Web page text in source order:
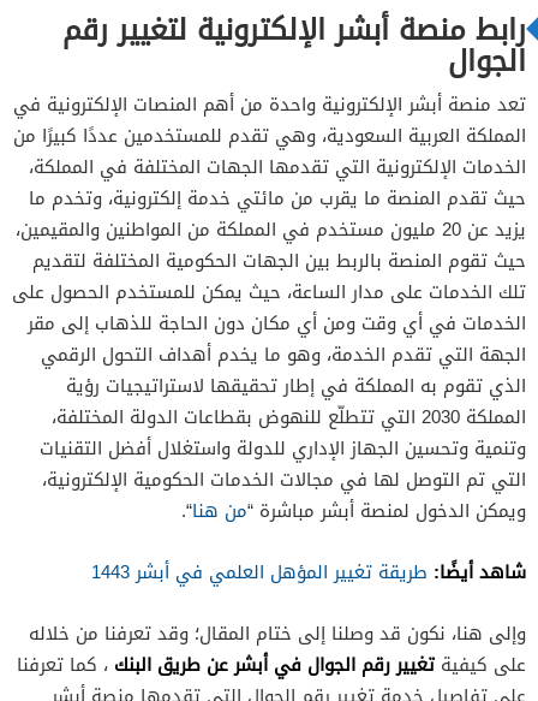
رابط منصة أبشر الإلكترونية لتغيير رقم
الجوال
تعد منصة أبشر الإلكترونية واحدة من أهم المنصات الإلكترونية في
المملكة العربية السعودية، وهي تقدم للمستخدمين عددًا كبيرًا من
الخدمات الإلكترونية التي تقدمها الجهات المختلفة في المملكة،
حيث تقدم المنصة ما يقرب من مائتي خدمة إلكترونية، وتخدم ما
يزيد عن 20 مليون مستخدم في المملكة من المواطنين والمقيمين،
حيث تقوم المنصة بالربط بين الجهات الحكومية المختلفة لتقديم
تلك الخدمات على مدار الساعة، حيث يمكن للمستخدم الحصول على
الخدمات في أي وقت ومن أي مكان دون الحاجة للذهاب إلى مقر
الجهة التي تقدم الخدمة، وهو ما يخدم أهداف التحول الرقمي
الذي تقوم به المملكة في إطار تحقيقها لاستراتيجيات رؤية
المملكة 2030 التي تتطلّع للنهوض بقطاعات الدولة المختلفة،
وتنمية وتحسين الجهاز الإداري للدولة واستغلال أفضل التقنيات
التي تم التوصل لها في مجالات الخدمات الحكومية الإلكترونية،
ويمكن الدخول لمنصة أبشر مباشرة “من هنا“.
شاهد أيضًا: طريقة تغيير المؤهل العلمي في أبشر 1443
وإلى هنا، نكون قد وصلنا إلى ختام المقال؛ وقد تعرفنا من خلاله
على كيفيةتغيير رقم الجوال في أبشر عن طريق البنك ، كما تعرفنا